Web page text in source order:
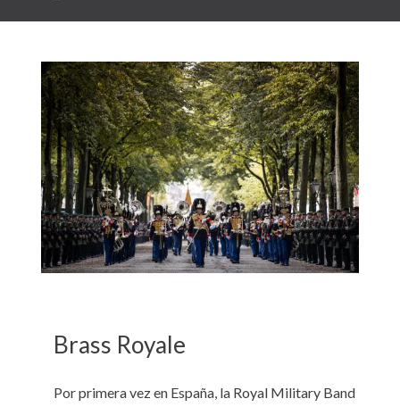
Brass Royale
Por primera vez en España, la Royal Military Band